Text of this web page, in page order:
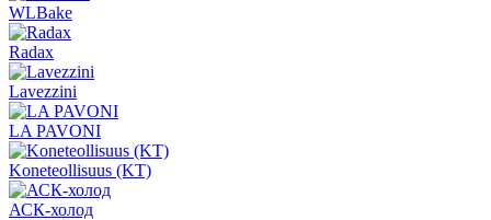
WLBake
Radax
Lavezzini
LA PAVONI
Koneteollisuus (KT)
АСК-холод